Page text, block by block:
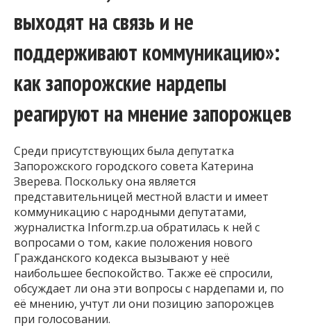
выходят на связь и не
поддерживают коммуникацию»:
как запорожские нардепы
реагируют на мнение запорожцев
Среди присутствующих была депутатка
Запорожского городского совета Катерина
Зверева. Поскольку она является
представительницей местной власти и имеет
коммуникацию с народными депутатами,
журналистка Inform.zp.ua обратилась к ней с
вопросами о том, какие положения нового
Гражданского кодекса вызывают у неё
наибольшее беспокойство. Также её спросили,
обсуждает ли она эти вопросы с нардепами и, по
её мнению, учтут ли они позицию запорожцев
при голосовании.